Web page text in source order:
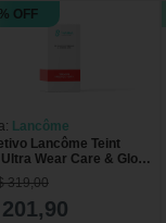
OFF
Lancôme
Lancôme Teint
Wear Care & Glow
450W 13ml 450w
319,00